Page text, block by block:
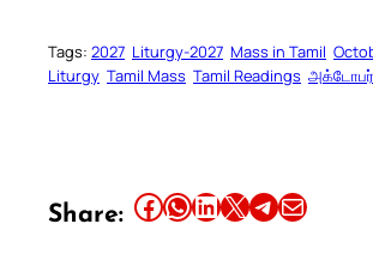
Tags: 2027 Liturgy-2027 Mass in Tamil
Liturgy Tamil Mass Tamil Readings அக்டோபர்
Share: Share this article on Facebook Share this article on WhatsApp Share this article on LinkedIn Share this article on X Share this article on TelegramEmail this Article